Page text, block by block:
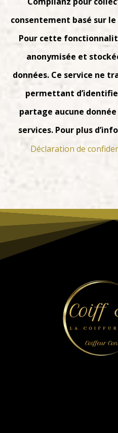
consentement basé sur
Pour cette
anonymisée et
données. Ce service ne
permettant
partage aucune
services. Pour plus
Déclaration de